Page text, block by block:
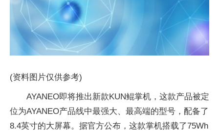
(资料图片仅供参考)
AYANEO即将推出新款KUN鲲掌机，这款产品被定
位为AYANEO产品线中最强大、最高端的型号，配备了
8.4英寸的大屏幕。据官方公布，这款掌机搭载了75Wh